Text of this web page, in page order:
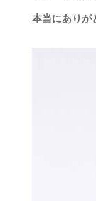
本当にありが